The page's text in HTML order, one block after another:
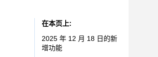
在本页上
2025 年 12 月 18 日的新
增功能